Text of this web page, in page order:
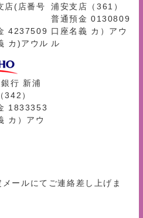
店(店番号
4237509
カ)アウル
浦安支店（361）
普通預金 0130809
口座名義 カ）アウ
ル
行 新浦
342）
1833353
カ）アウ
ールにてご連絡差し上げま